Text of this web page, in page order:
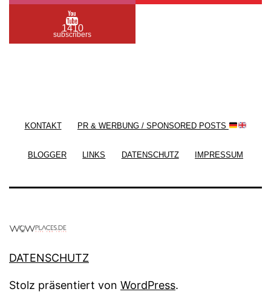
1410
subscribers
KONTAKT PR & WERBUNG / SPONSORED POSTS
BLOGGER LINKS DATENSCHUTZ IMPRESSUM
DATENSCHUTZ
Stolz präsentiert von WordPress.